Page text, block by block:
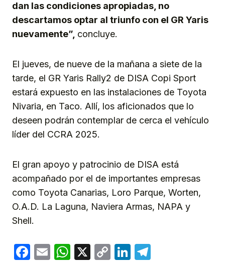
dan las condiciones apropiadas, no
descartamos optar al triunfo con el GR Yaris
nuevamente”, concluye.
El jueves, de nueve de la mañana a siete de la
tarde, el GR Yaris Rally2 de DISA Copi Sport
estará expuesto en las instalaciones de Toyota
Nivaria, en Taco. Allí, los aficionados que lo
deseen podrán contemplar de cerca el vehículo
líder del CCRA 2025.
El gran apoyo y patrocinio de DISA está
acompañado por el de importantes empresas
como Toyota Canarias, Loro Parque, Worten,
O.A.D. La Laguna, Naviera Armas, NAPA y
Shell.
Facebook
EmailWhatsApp
X
CopyLinkedIn